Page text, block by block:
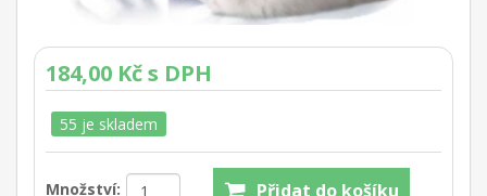
184,00 Kč s DPH
55 je skladem
Množství: